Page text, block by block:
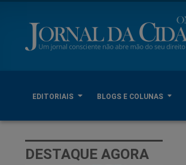
EDITORIAIS BLOGS E COLUNAS
DESTAQUE AGORA